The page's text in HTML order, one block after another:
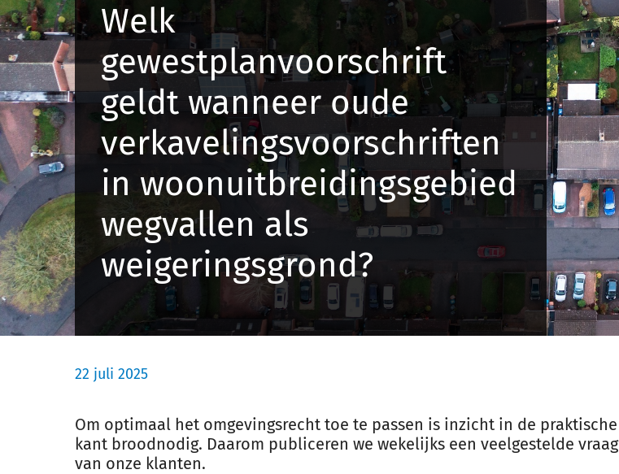
Welk
gewestplanvoorschrift
geldt wanneer oude
verkavelingsvoorschriften
in woonuitbreidingsgebied
wegvallen als
weigeringsgrond?
22 juli 2025
Om optimaal het omgevingsrecht toe te passen is inzicht in de praktische
kant broodnodig. Daarom publiceren we wekelijks een veelgestelde vraag
van onze klanten.